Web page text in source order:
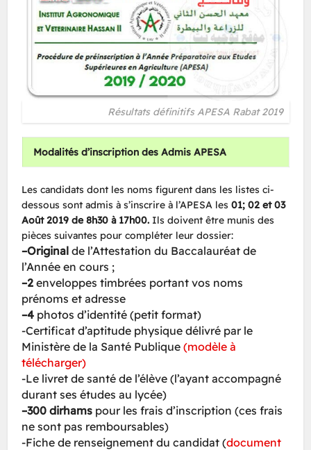
Résultats définitifs APESA Rabat 2019
Modalités d’inscription des Admis APESA
Les candidats dont les noms figurent dans les listes ci-
dessous sont admis à s’inscrire à l’APESA les01; 02 et 03
Août 2019 de 8h30 à 17h00. Ils doivent être munis des
pièces suivantes pour compléter leur dossier:
–Original de l’Attestation du Baccalauréat de
l’Année en cours ;
–2enveloppes timbrées portant vos noms
prénoms et adresse
–4 photos d’identité (petit format)
-Certificat d’aptitude physique délivré par le
Ministère de la Santé Publique(modèle à
télécharger)
-Le livret de santé de l’élève (l’ayant accompagné
durant ses études au lycée)
–300 dirhams pour les frais d’inscription (ces frais
ne sont pas remboursables)
-Fiche de renseignement du candidat (document